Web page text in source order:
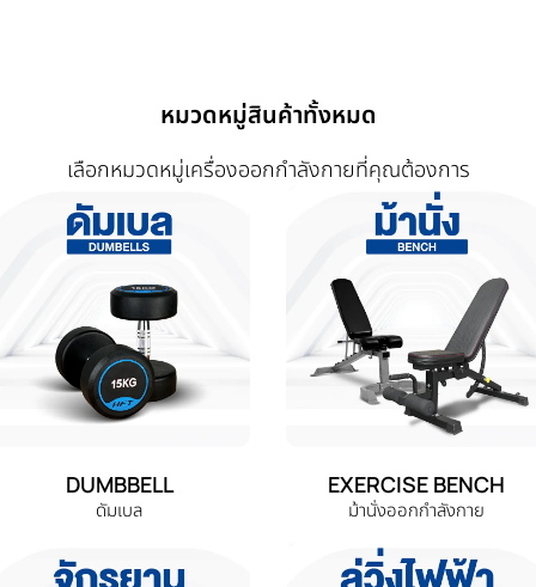
หมวดหมู่สินค้าทั้งหมด
เลือกหมวดหมู่เครื่องออกกำลังกายที่คุณต้องการ
DUMBBELL
ดัมเบล
EXERCISE BENCH
ม้านั่งออกกำลังกาย